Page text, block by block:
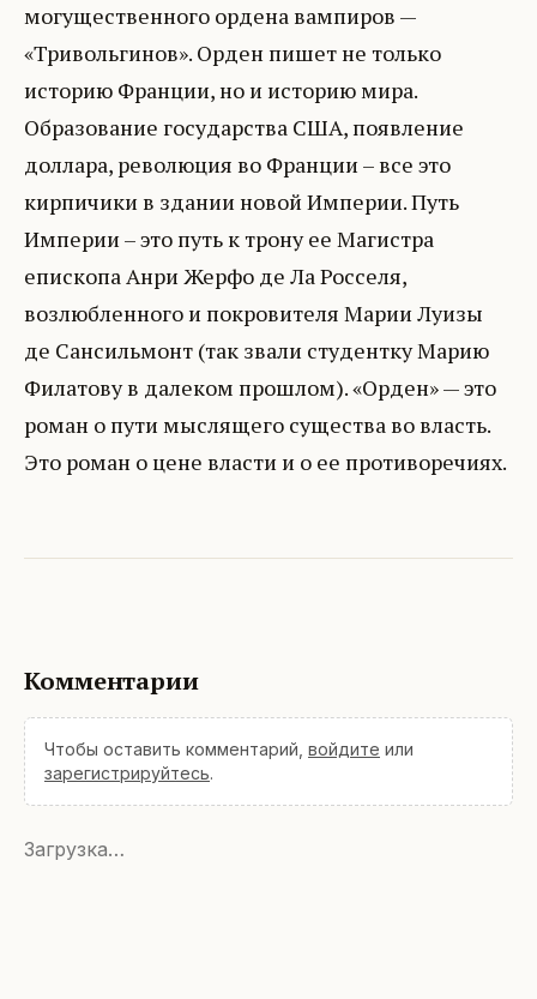
могущественного ордена вампиров —
«Тривольгинов». Орден пишет не только
историю Франции, но и историю мира.
Образование государства США, появление
доллара, революция во Франции – все это
кирпичики в здании новой Империи. Путь
Империи – это путь к трону ее Магистра
епископа Анри Жерфо де Ла Росселя,
возлюбленного и покровителя Марии Луизы
де Сансильмонт (так звали студентку Марию
Филатову в далеком прошлом). «Орден» — это
роман о пути мыслящего существа во власть.
Это роман о цене власти и о ее противоречиях.
Комментарии
Чтобы оставить комментарий, войдите или
зарегистрируйтесь.
Загрузка…